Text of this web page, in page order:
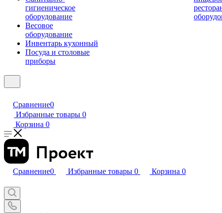
гигиеническое
оборудование
Весовое
оборудование
Инвентарь кухонный
Посуда и столовые
приборы
Сравнение0
Избранные товары 0
Корзина 0
Сравнение0 Избранные товары 0 Корзина 0